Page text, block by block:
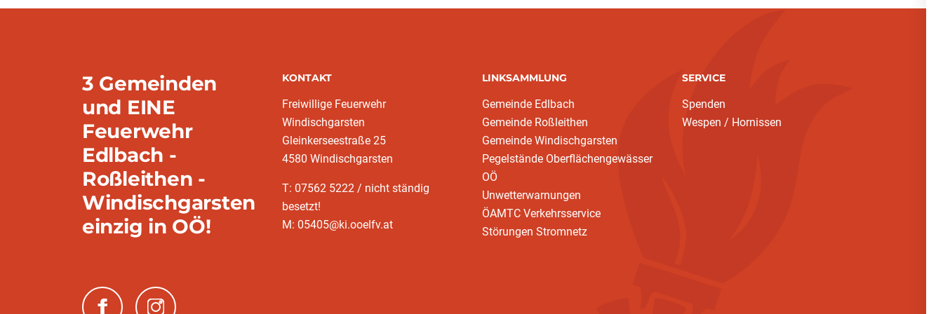
3 Gemeinden
und EINE
Feuerwehr
Edlbach -
Roßleithen -
Windischgarsten
einzig in OÖ!
KONTAKT
Freiwillige Feuerwehr
Windischgarsten
Gleinkerseestraße 25
4580 Windischgarsten
T: 07562 5222 / nicht ständig
besetzt!
M: 05405@ki.ooelfv.at
LINKSAMMLUNG
Gemeinde Edlbach
Gemeinde Roßleithen
Gemeinde Windischgarsten
Pegelstände Oberflächengewässer
OÖ
Unwetterwarnungen
ÖAMTC Verkehrsservice
Störungen Stromnetz
SERVICE
Spenden
Wespen / Hornissen